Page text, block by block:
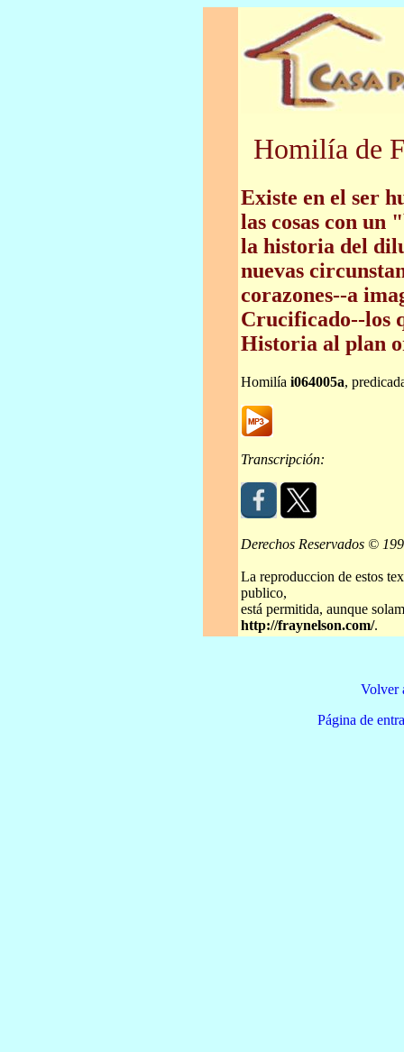
Homilía de
Existe en el ser
las cosas con un
la historia del
nuevas
corazones--a
Crucificado--los
Historia al plan
Homilía i064005a,
Transcripción:
Derechos Reservados ©
La reproduccion de estos
publico,
está permitida, aunque
http://fraynelson.com/.
Volver
Página de